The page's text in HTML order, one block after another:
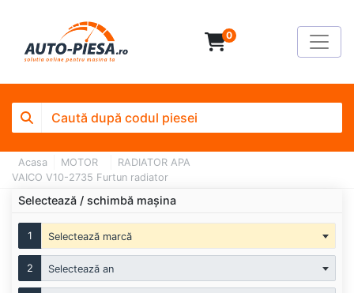
0
Acasa MOTOR
RADIATOR APA
VAICO V10-2735 Furtun radiator
Selectează / schimbă mașina
1 Selectează marcă
2 Selectează an